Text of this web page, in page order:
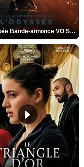
L'Odyssée Bande-annonce VO STFR